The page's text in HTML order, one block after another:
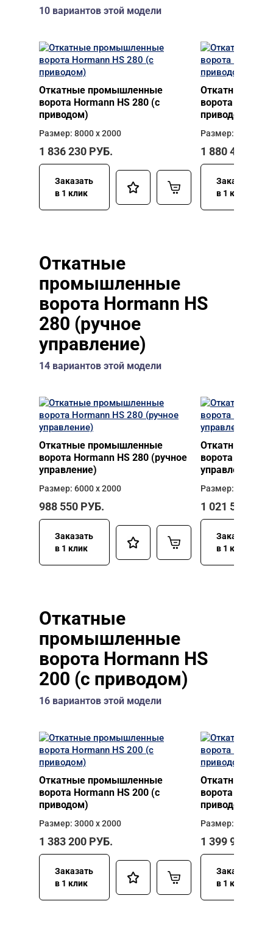
10 вариантов этой модели
Откатные промышленные
ворота Hormann HS 280 (с
приводом)
Размер: 8000 х 2000
1 836 230 РУБ.
Заказать
в 1 клик
Откатные
ворота
приводом)
Размер: 8000 х
1 880 400
Заказать
в 1 клик
Откатные
промышленные
ворота Hormann HS
280 (ручное
управление)
14 вариантов этой модели
Откатные промышленные
ворота Hormann HS 280 (ручное
управление)
Размер: 6000 х 2000
988 550 РУБ.
Заказать
в 1 клик
Откатные
ворота
управление)
Размер: 6000 х
1 021 510
Заказать
в 1 клик
Откатные
промышленные
ворота Hormann HS
200 (с приводом)
16 вариантов этой модели
Откатные промышленные
ворота Hormann HS 200 (с
приводом)
Размер: 3000 х 2000
1 383 200 РУБ.
Заказать
в 1 клик
Откатные
ворота
приводом)
Размер: 3000 х
1 399 960
Заказать
в 1 клик